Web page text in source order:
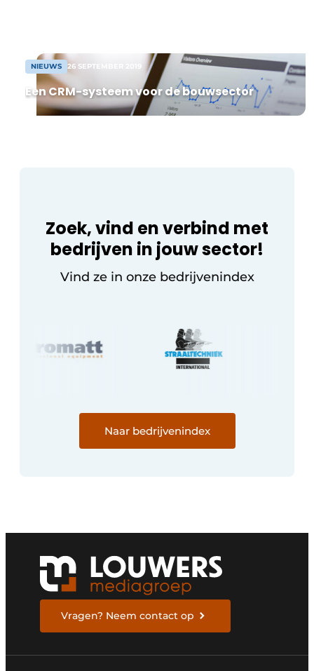
Video’s
NIEUWS 26 SEPTEMBER 2019
Een CRM-systeem voor de bouwsector
Zoek, vind en verbind met
bedrijven in jouw sector!
Vind ze in onze bedrijvenindex
Naar bedrijvenindex
Vragen? Neem contact op